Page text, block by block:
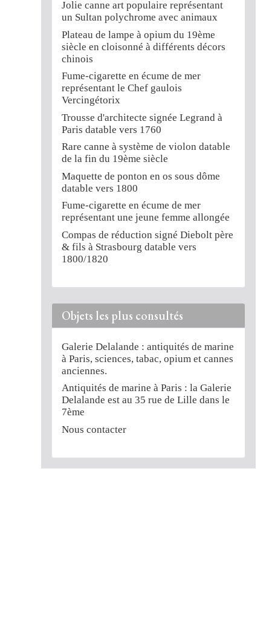
Jolie canne art populaire représentant
un Sultan polychrome avec animaux
Plateau de lampe à opium du 19ème
siècle en cloisonné à différents décors
chinois
Fume-cigarette en écume de mer
représentant le Chef gaulois
Vercingétorix
Trousse d'architecte signée Legrand à
Paris datable vers 1760
Rare canne à système de violon datable
de la fin du 19ème siècle
Maquette de ponton en os sous dôme
datable vers 1800
Fume-cigarette en écume de mer
représentant une jeune femme allongée
Compas de réduction signé Diebolt père
& fils à Strasbourg datable vers
1800/1820
Objets les plus consultés
Galerie Delalande : antiquités de marine
à Paris, sciences, tabac, opium et cannes
anciennes.
Antiquités de marine à Paris : la Galerie
Delalande est au 35 rue de Lille dans le
7ème
Nous contacter